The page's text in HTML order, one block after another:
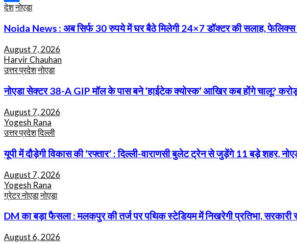
Share
देशनोएडा
Noida News : अब सिर्फ 30 रुपये में घर बैठे मिलेगी 24×7 डॉक्टर की सलाह,
August 7, 2026
Harvir Chauhan
उत्तर प्रदेशनोएडा
नोएडा सेक्टर 38-A GIP मॉल के पास बने ‘हाईटेक क्योस्क’ आखिर कब होंगे चालू?
August 7, 2026
Yogesh Rana
उत्तर प्रदेशदिल्ली
यूपी में दौड़ेगी विकास की ‘रफ्तार’ : दिल्ली-वाराणसी बुलेट ट्रेन से जुड़ेंगे 11 बड़े
August 7, 2026
Yogesh Rana
ग्रेटर नोएडानोएडा
DM का बड़ा फैसला : मलकपुर की तर्ज पर पथिक स्टेडियम में निखरेगी प्रतिभा, सरकारी
August 6, 2026